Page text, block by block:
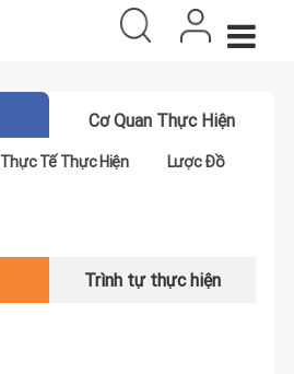
Cơ Quan Thực Hiện
Thực Tế Thực Hiện Lược Đồ
Trình tự thực hiện